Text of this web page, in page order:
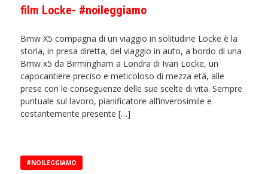
film Locke- #noileggiamo
Bmw X5 compagna di un viaggio in solitudine Locke è la
storia, in presa diretta, del viaggio in auto, a bordo di una
Bmw x5 da Birmingham a Londra di Ivan Locke, un
capocantiere preciso e meticoloso di mezza età, alle
prese con le conseguenze delle sue scelte di vita. Sempre
puntuale sul lavoro, pianificatore all’inverosimile e
costantemente presente […]
#NOILEGGIAMO